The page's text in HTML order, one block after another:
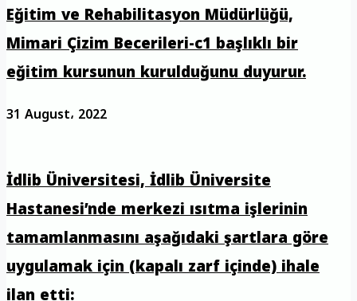
Eğitim ve Rehabilitasyon Müdürlüğü,
Mimari Çizim Becerileri-c1 başlıklı bir
eğitim kursunun kurulduğunu duyurur.
31 August، 2022
İdlib Üniversitesi, İdlib Üniversite
Hastanesi’nde merkezi ısıtma işlerinin
tamamlanmasını aşağıdaki şartlara göre
uygulamak için (kapalı zarf içinde) ihale